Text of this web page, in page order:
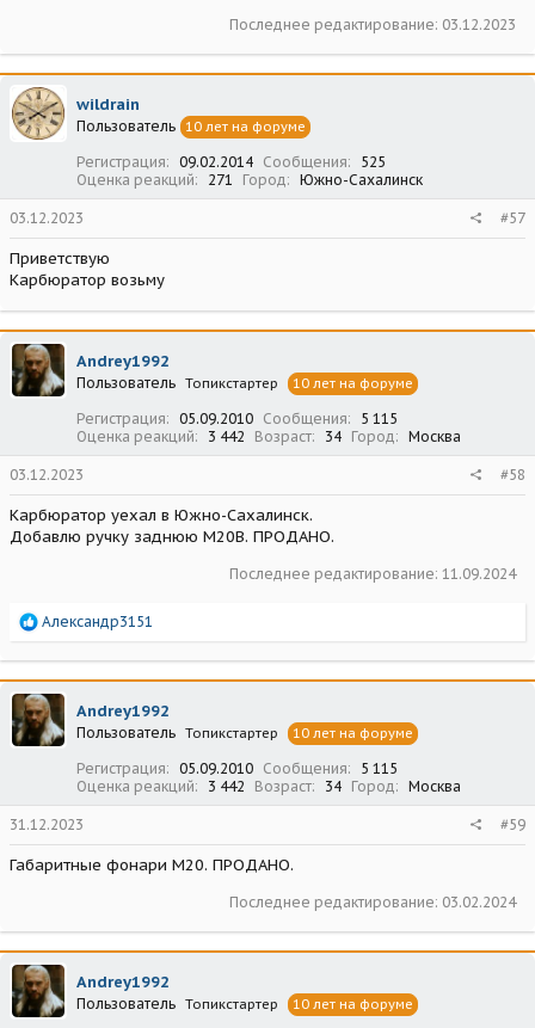
Последнее редактирование: 03.12.2023
wildrain
Пользователь 10 лет на форуме
Регистрация 09.02.2014 Сообщения
525
Оценка реакций
271 Город Южно-Сахалинск
03.12.2023 #57
Приветствую
Карбюратор возьму
Andrey1992
Пользователь Топикстартер 10 лет на форуме
Регистрация 05.09.2010 Сообщения
5 115
Оценка реакций
3 442 Возраст 34 Город Москва
03.12.2023 #58
Карбюратор уехал в Южно-Сахалинск.
Добавлю ручку заднюю М20В. ПРОДАНО.
Последнее редактирование: 11.09.2024
Р
а
к
ц
и
и
Александр3151
Andrey1992
Пользователь Топикстартер 10 лет на форуме
Регистрация 05.09.2010 Сообщения
5 115
Оценка реакций
3 442 Возраст 34 Город Москва
31.12.2023 #59
Габаритные фонари М20. ПРОДАНО.
Последнее редактирование: 03.02.2024
Andrey1992
Пользователь Топикстартер 10 лет на форуме